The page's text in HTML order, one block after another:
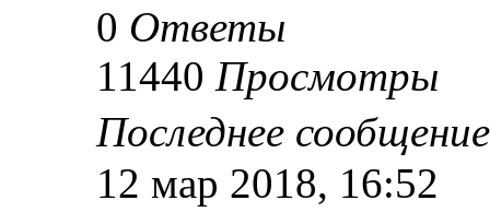
0 Ответы
11440 Просмотры
Последнее
12 мар 2018, 16:52